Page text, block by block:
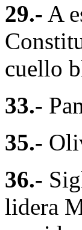
29.- A
cuello
33.-
35.-
36.-
lidera